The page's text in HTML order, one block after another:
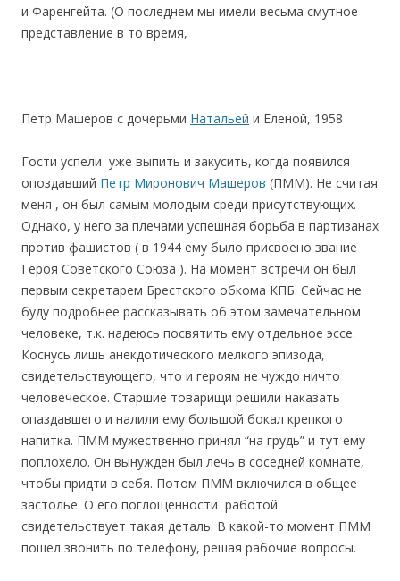
и Фаренгейта. (О последнем мы имели весьма смутное
представление в то время,
Петр Машеров с дочерьми Натальей и Еленой, 1958
Гости успели уже выпить и закусить, когда появился
опоздавший Петр Миронович Машеров (ПММ). Не считая
меня , он был самым молодым среди присутствующих.
Однако, у него за плечами успешная борьба в партизанах
против фашистов ( в 1944 ему было присвоено звание
Героя Советского Союза ). На момент встречи он был
первым секретарем Брестского обкома КПБ. Сейчас не
буду подробнее рассказывать об этом замечательном
человеке, т.к. надеюсь посвятить ему отдельное эссе.
Коснусь лишь анекдотического мелкого эпизода,
свидетельствующего, что и героям не чуждо ничто
человеческое. Старшие товарищи решили наказать
опаздавшего и налили ему большой бокал крепкого
напитка. ПММ мужественно принял “на грудь” и тут ему
поплохело. Он вынужден был лечь в соседней комнате,
чтобы придти в себя. Потом ПММ включился в общее
застолье. О его поглощенности работой
свидетельствует такая деталь. В какой-то момент ПММ
пошел звонить по телефону, решая рабочие вопросы.